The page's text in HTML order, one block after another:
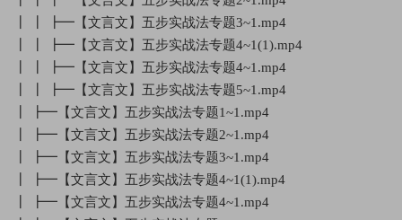
┃ ┃ ┣━【文言文】五步实战法专题3~1.mp4
┃ ┃ ┣━【文言文】五步实战法专题4~1(1).mp4
┃ ┃ ┣━【文言文】五步实战法专题4~1.mp4
┃ ┃ ┣━【文言文】五步实战法专题5~1.mp4
┃ ┣━【文言文】五步实战法专题1~1.mp4
┃ ┣━【文言文】五步实战法专题2~1.mp4
┃ ┣━【文言文】五步实战法专题3~1.mp4
┃ ┣━【文言文】五步实战法专题4~1(1).mp4
┃ ┣━【文言文】五步实战法专题4~1.mp4